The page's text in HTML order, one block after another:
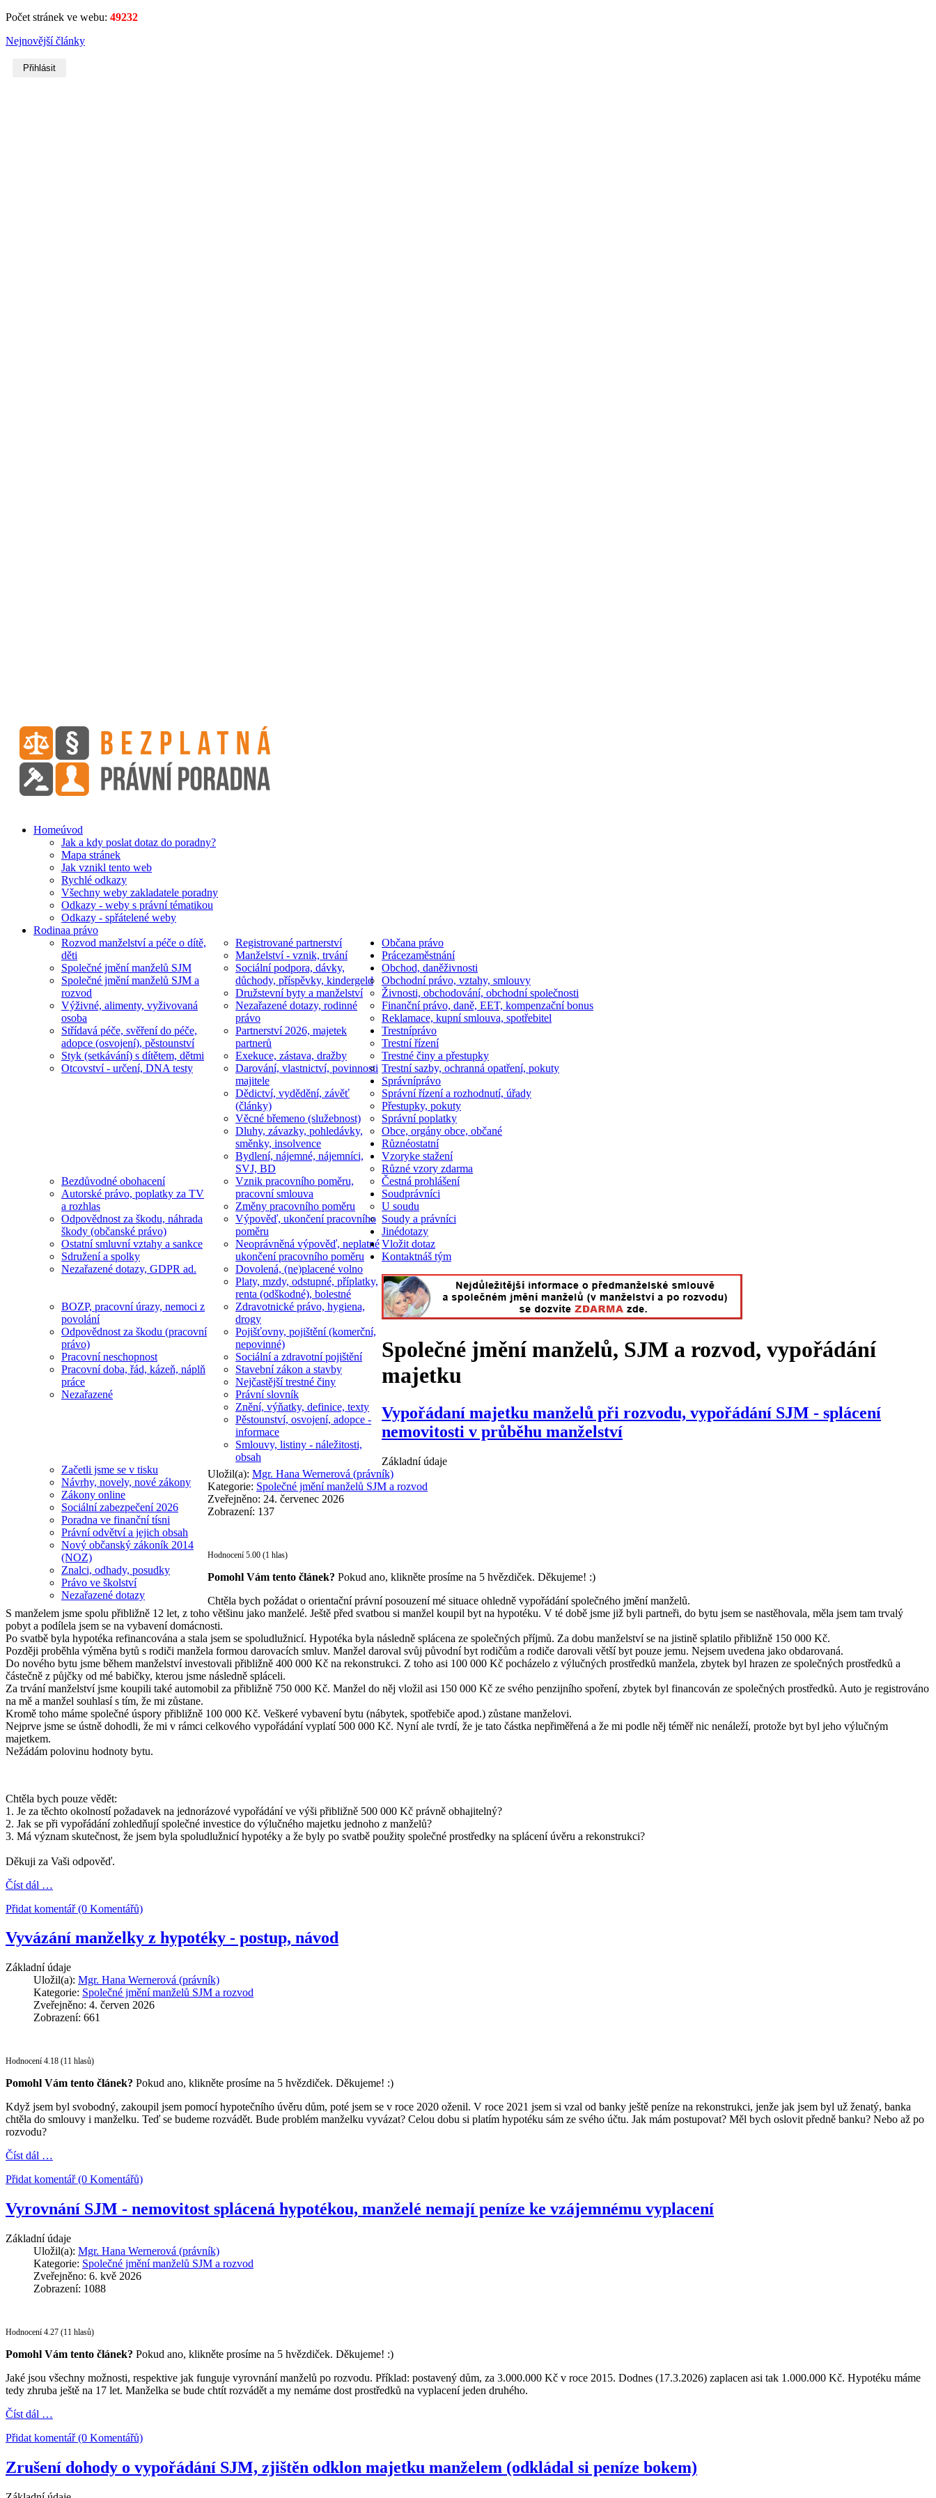
Počet stránek ve webu: 49232
Nejnovější články
Přihlásit
Homeúvod
Jak a kdy poslat dotaz do poradny?
Mapa stránek
Jak vznikl tento web
Rychlé odkazy
Všechny weby zakladatele poradny
Odkazy - weby s právní tématikou
Odkazy - spřátelené weby
Rodinaa právo
Rozvod manželství a péče o dítě,
děti
Společné jmění manželů SJM
Společné jmění manželů SJM a
rozvod
Výživné, alimenty, vyživovaná
osoba
Střídavá péče, svěření do péče,
adopce (osvojení), pěstounství
Styk (setkávání) s dítětem, dětmi
Otcovství - určení, DNA testy
Registrované partnerství
Manželství - vznik, trvání
Sociální podpora, dávky,
důchody, příspěvky, kindergeld
Družstevní byty a manželství
Nezařazené dotazy, rodinné
právo
Partnerství 2026, majetek
partnerů
Občana právo
Exekuce, zástava, dražby
Darování, vlastnictví, povinnosti
majitele
Dědictví, vydědění, závěť
(články)
Věcné břemeno (služebnost)
Dluhy, závazky, pohledávky,
směnky, insolvence
Bydlení, nájemné, nájemníci,
SVJ, BD
Bezdůvodné obohacení
Autorské právo, poplatky za TV
a rozhlas
Odpovědnost za škodu, náhrada
škody (občanské právo)
Ostatní smluvní vztahy a sankce
Sdružení a spolky
Nezařazené dotazy, GDPR ad.
Prácezaměstnání
Vznik pracovního poměru,
pracovní smlouva
Změny pracovního poměru
Výpověď, ukončení pracovního
poměru
Neoprávněná výpověď, neplatné
ukončení pracovního poměru
Dovolená, (ne)placené volno
Platy, mzdy, odstupné, příplatky,
renta (odškodné), bolestné
BOZP, pracovní úrazy, nemoci z
povolání
Odpovědnost za škodu (pracovní
právo)
Pracovní neschopnost
Pracovní doba, řád, kázeň, náplň
práce
Nezařazené
Obchod, daněživnosti
Obchodní právo, vztahy, smlouvy
Živnosti, obchodování, obchodní společnosti
Finanční právo, daně, EET, kompenzační bonus
Reklamace, kupní smlouva, spotřebitel
Trestníprávo
Trestní řízení
Trestné činy a přestupky
Trestní sazby, ochranná opatření, pokuty
Správníprávo
Správní řízení a rozhodnutí, úřady
Přestupky, pokuty
Správní poplatky
Obce, orgány obce, občané
Různéostatní
Zdravotnické právo, hygiena,
drogy
Pojišťovny, pojištění (komerční,
nepovinné)
Sociální a zdravotní pojištění
Stavební zákon a stavby
Nejčastější trestné činy
Právní slovník
Znění, výňatky, definice, texty
Pěstounství, osvojení, adopce -
informace
Smlouvy, listiny - náležitosti,
obsah
Začetli jsme se v tisku
Návrhy, novely, nové zákony
Zákony online
Sociální zabezpečení 2026
Poradna ve finanční tísni
Právní odvětví a jejich obsah
Nový občanský zákoník 2014
(NOZ)
Znalci, odhady, posudky
Právo ve školství
Nezařazené dotazy
Vzoryke stažení
Různé vzory zdarma
Čestná prohlášení
Soudprávníci
U soudu
Soudy a právníci
Jinédotazy
Vložit dotaz
Kontaktnáš tým
Společné jmění manželů, SJM a rozvod, vypořádání
majetku
Vypořádaní majetku manželů při rozvodu, vypořádání SJM - splácení
nemovitosti v průběhu manželství
Základní údaje
Uložil(a): Mgr. Hana Wernerová (právník)
Kategorie: Společné jmění manželů SJM a rozvod
Zveřejněno: 24. červenec 2026
Zobrazení: 137
Hodnocení 5.00 (1 hlas)
Pomohl Vám tento článek? Pokud ano, klikněte prosíme na 5 hvězdiček. Děkujeme! :)
Chtěla bych požádat o orientační právní posouzení mé situace ohledně vypořádání společného jmění manželů.
S manželem jsme spolu přibližně 12 let, z toho většinu jako manželé. Ještě před svatbou si manžel koupil byt na hypotéku. V té době jsme již byli partneři, do bytu jsem se nastěhovala, měla jsem tam trvalý
pobyt a podílela jsem se na vybavení domácnosti.
Po svatbě byla hypotéka refinancována a stala jsem se spoludlužnicí. Hypotéka byla následně splácena ze společných příjmů. Za dobu manželství se na jistině splatilo přibližně 150 000 Kč.
Později proběhla výměna bytů s rodiči manžela formou darovacích smluv. Manžel daroval svůj původní byt rodičům a rodiče darovali větší byt pouze jemu. Nejsem uvedena jako obdarovaná.
Do nového bytu jsme během manželství investovali přibližně 400 000 Kč na rekonstrukci. Z toho asi 100 000 Kč pocházelo z výlučných prostředků manžela, zbytek byl hrazen ze společných prostředků a
částečně z půjčky od mé babičky, kterou jsme následně spláceli.
Za trvání manželství jsme koupili také automobil za přibližně 750 000 Kč. Manžel do něj vložil asi 150 000 Kč ze svého penzijního spoření, zbytek byl financován ze společných prostředků. Auto je registrováno
na mě a manžel souhlasí s tím, že mi zůstane.
Kromě toho máme společné úspory přibližně 100 000 Kč. Veškeré vybavení bytu (nábytek, spotřebiče apod.) zůstane manželovi.
Nejprve jsme se ústně dohodli, že mi v rámci celkového vypořádání vyplatí 500 000 Kč. Nyní ale tvrdí, že je tato částka nepřiměřená a že mi podle něj téměř nic nenáleží, protože byt byl jeho výlučným
majetkem.
Nežádám polovinu hodnoty bytu.
Chtěla bych pouze vědět:
1. Je za těchto okolností požadavek na jednorázové vypořádání ve výši přibližně 500 000 Kč právně obhajitelný?
2. Jak se při vypořádání zohledňují společné investice do výlučného majetku jednoho z manželů?
3. Má význam skutečnost, že jsem byla spoludlužnicí hypotéky a že byly po svatbě použity společné prostředky na splácení úvěru a rekonstrukci?
Děkuji za Vaši odpověď.
Číst dál …
Přidat komentář (0 Komentářů)
Vyvázání manželky z hypotéky - postup, návod
Základní údaje
Uložil(a): Mgr. Hana Wernerová (právník)
Kategorie: Společné jmění manželů SJM a rozvod
Zveřejněno: 4. červen 2026
Zobrazení: 661
Hodnocení 4.18 (11 hlasů)
Pomohl Vám tento článek? Pokud ano, klikněte prosíme na 5 hvězdiček. Děkujeme! :)
Když jsem byl svobodný, zakoupil jsem pomocí hypotečního úvěru dům, poté jsem se v roce 2020 oženil. V roce 2021 jsem si vzal od banky ještě peníze na rekonstrukci, jenže jak jsem byl už ženatý, banka
chtěla do smlouvy i manželku. Teď se budeme rozvádět. Bude problém manželku vyvázat? Celou dobu si platím hypotéku sám ze svého účtu. Jak mám postupovat? Měl bych oslovit předně banku? Nebo až po
rozvodu?
Číst dál …
Přidat komentář (0 Komentářů)
Vyrovnání SJM - nemovitost splácená hypotékou, manželé nemají peníze ke vzájemnému vyplacení
Základní údaje
Uložil(a): Mgr. Hana Wernerová (právník)
Kategorie: Společné jmění manželů SJM a rozvod
Zveřejněno: 6. kvě 2026
Zobrazení: 1088
Hodnocení 4.27 (11 hlasů)
Pomohl Vám tento článek? Pokud ano, klikněte prosíme na 5 hvězdiček. Děkujeme! :)
Jaké jsou všechny možnosti, respektive jak funguje vyrovnání manželů po rozvodu. Příklad: postavený dům, za 3.000.000 Kč v roce 2015. Dodnes (17.3.2026) zaplacen asi tak 1.000.000 Kč. Hypotéku máme
tedy zhruba ještě na 17 let. Manželka se bude chtít rozvádět a my nemáme dost prostředků na vyplacení jeden druhého.
Číst dál …
Přidat komentář (0 Komentářů)
Zrušení dohody o vypořádání SJM, zjištěn odklon majetku manželem (odkládal si peníze bokem)